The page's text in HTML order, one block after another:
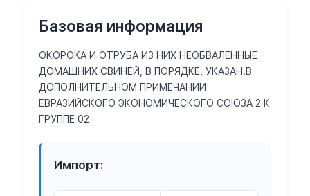
Базовая информация
ОКОРОКА И ОТРУБА ИЗ НИХ НЕОБВАЛЕННЫЕ
ДОМАШНИХ СВИНЕЙ, В ПОРЯДКЕ, УКАЗАН.В
ДОПОЛНИТЕЛЬНОМ ПРИМЕЧАНИИ
ЕВРАЗИЙСКОГО ЭКОНОМИЧЕСКОГО СОЮЗА 2 К
ГРУППЕ 02
Импорт: